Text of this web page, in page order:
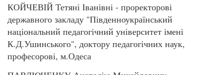
КОЙЧЕВІЙ Тетяні Іванівні - проректорові
державного закладу "Південноукраїнський
національний педагогічний університет імені
К.Д.Ушинського", доктору педагогічних наук,
професорові, м.Одеса